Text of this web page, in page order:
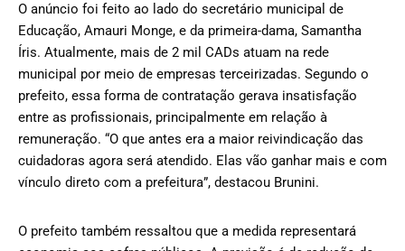
O anúncio foi feito ao lado do secretário municipal de
Educação, Amauri Monge, e da primeira-dama, Samantha
Íris. Atualmente, mais de 2 mil CADs atuam na rede
municipal por meio de empresas terceirizadas. Segundo o
prefeito, essa forma de contratação gerava insatisfação
entre as profissionais, principalmente em relação à
remuneração. “O que antes era a maior reivindicação das
cuidadoras agora será atendido. Elas vão ganhar mais e com
vínculo direto com a prefeitura”, destacou Brunini.
O prefeito também ressaltou que a medida representará